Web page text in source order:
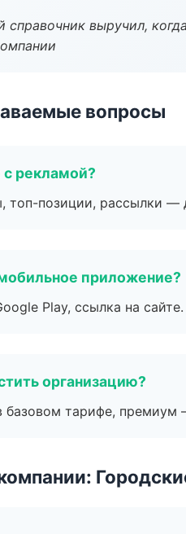
справочник выручил,
вопросы
с рекламой?
топ-позиции, рассылки —
приложение?
Play, ссылка на сайте.
организацию?
базовом тарифе,